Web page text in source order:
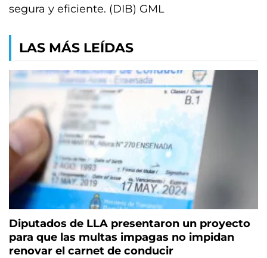
segura y eficiente. (DIB) GML
LAS MÁS LEÍDAS
Diputados de LLA presentaron un proyecto
para que las multas impagas no impidan
renovar el carnet de conducir